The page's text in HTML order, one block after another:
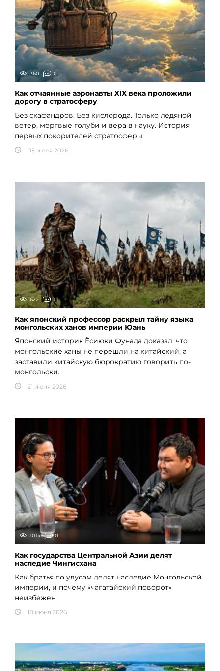
360 0
Как отчаянные аэронавты XIX века проложили
дорогу в стратосферу
Без скафандров. Без кислорода. Только ледяной
ветер, мёртвые голуби и вера в науку. История
первых покорителей стратосферы.
05 июля 2026
622 1
Как японский профессор раскрыл тайну языка
монгольских ханов империи Юань
Японский историк Ёсиюки Фунада доказал, что
монгольские ханы не перешли на китайский, а
заставили китайскую бюрократию говорить по-
монгольски.
21 июня 2026
1014 0
Как государства Центральной Азии делят
наследие Чингисхана
Как братья по улусам делят наследие Монгольской
империи, и почему «чагатайский поворот»
неизбежен.
18 июня 2026